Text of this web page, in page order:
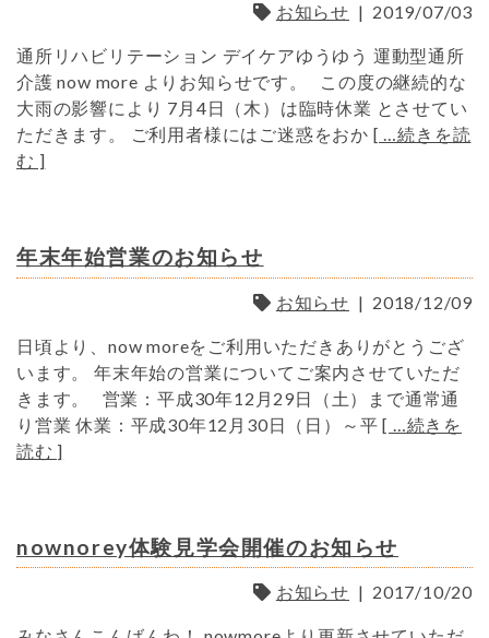
お知らせ | 2019/07/03
通所リハビリテーション デイケアゆうゆう 運動型通所
介護 now more よりお知らせです。 この度の継続的な
大雨の影響により 7月4日（木）は臨時休業 とさせてい
ただきます。 ご利用者様にはご迷惑をおか [ …続きを読
む ]
年末年始営業のお知らせ
お知らせ | 2018/12/09
日頃より、now moreをご利用いただきありがとうござ
います。 年末年始の営業についてご案内させていただ
きます。 営業：平成30年12月29日（土）まで通常通
り営業 休業：平成30年12月30日（日）～平[ …続きを
読む ]
nownorey体験見学会開催のお知らせ
お知らせ | 2017/10/20